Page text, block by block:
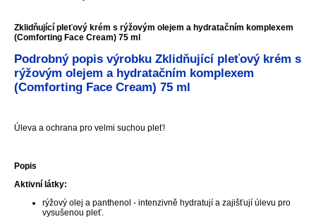
Zklidňující pleťový krém s rýžovým olejem a hydratačním komplexem
(Comforting Face Cream) 75 ml
Podrobný popis výrobku Zklidňující pleťový krém s
rýžovým olejem a hydratačním komplexem
(Comforting Face Cream) 75 ml
Úleva a ochrana pro velmi suchou pleť!
Popis
Aktivní látky:
rýžový olej a panthenol - intenzivně hydratují a zajišťují úlevu pro
vysušenou pleť.